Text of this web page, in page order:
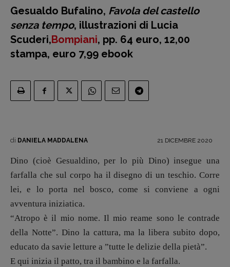
Recensioni
Primo Piano
Interviste
RUBRICHE
presente
Fumetti
Opera prima
DOSSIER
12 dicembre
Blade Runner 40
Editoria
Intelligenza Artificiale
Maestri sommersi
Pasolini 1922-2022
Gesualdo Bufalino, Favola del castello
senza tempo, illustrazioni di Lucia
Scuderi,Bompiani, pp. 64 euro, 12,00
stampa, euro 7,99 ebook
di DANIELA MADDALENA 21 DICEMBRE 2020
Dino (cioè Gesualdino, per lo più Dino) insegue una
farfalla che sul corpo ha il disegno di un teschio. Corre
lei, e lo porta nel bosco, come si conviene a ogni
avventura iniziatica.
“Atropo è il mio nome. Il mio reame sono le contrade
della Notte”. Dino la cattura, ma la libera subito dopo,
educato da savie letture a ”tutte le delizie della pietà”.
E qui inizia il patto, tra il bambino e la farfalla.